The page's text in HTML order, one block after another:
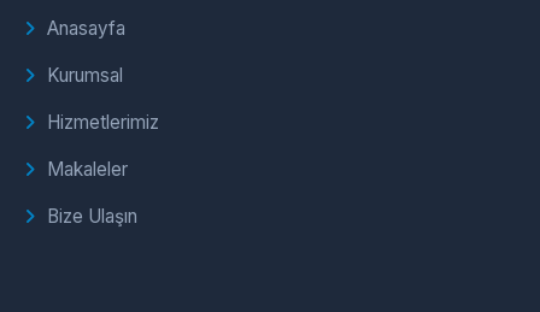
Anasayfa
Kurumsal
Hizmetlerimiz
Makaleler
Bize Ulaşın